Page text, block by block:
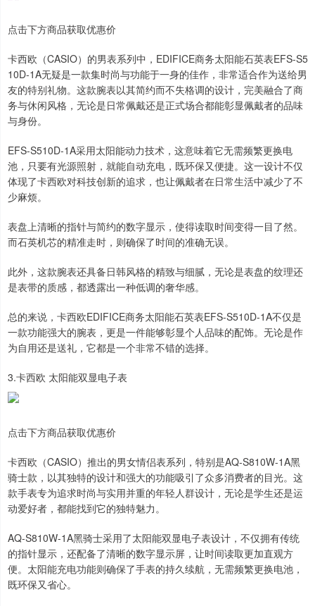
点击下方商品获取优惠价
卡西欧（CASIO）的男表系列中，EDIFICE商务太阳能石英表EFS-S5
10D-1A无疑是一款集时尚与功能于一身的佳作，非常适合作为送给男
友的特别礼物。这款腕表以其简约而不失格调的设计，完美融合了商
务与休闲风格，无论是日常佩戴还是正式场合都能彰显佩戴者的品味
与身份。
EFS-S510D-1A采用太阳能动力技术，这意味着它无需频繁更换电
池，只要有光源照射，就能自动充电，既环保又便捷。这一设计不仅
体现了卡西欧对科技创新的追求，也让佩戴者在日常生活中减少了不
少麻烦。
表盘上清晰的指针与简约的数字显示，使得读取时间变得一目了然。
而石英机芯的精准走时，则确保了时间的准确无误。
此外，这款腕表还具备日韩风格的精致与细腻，无论是表盘的纹理还
是表带的质感，都透露出一种低调的奢华感。
总的来说，卡西欧EDIFICE商务太阳能石英表EFS-S510D-1A不仅是
一款功能强大的腕表，更是一件能够彰显个人品味的配饰。无论是作
为自用还是送礼，它都是一个非常不错的选择。
3.卡西欧 太阳能双显电子表
点击下方商品获取优惠价
卡西欧（CASIO）推出的男女情侣表系列，特别是AQ-S810W-1A黑
骑士款，以其独特的设计和强大的功能吸引了众多消费者的目光。这
款手表专为追求时尚与实用并重的年轻人群设计，无论是学生还是运
动爱好者，都能找到它的独特魅力。
AQ-S810W-1A黑骑士采用了太阳能双显电子表设计，不仅拥有传统
的指针显示，还配备了清晰的数字显示屏，让时间读取更加直观方
便。太阳能充电功能则确保了手表的持久续航，无需频繁更换电池，
既环保又省心。